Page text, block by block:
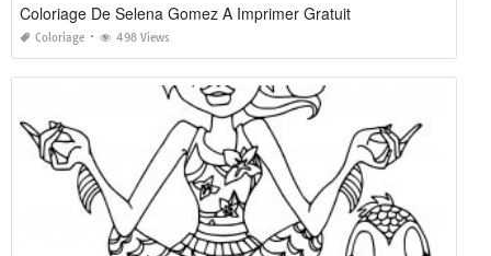
Coloriage De Selena Gomez A Imprimer Gratuit
Coloriage 498 Views